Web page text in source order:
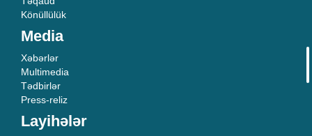
Könüllülük
Media
Xəbərlər
Multimedia
Tədbirlər
Press-reliz
Layihələr